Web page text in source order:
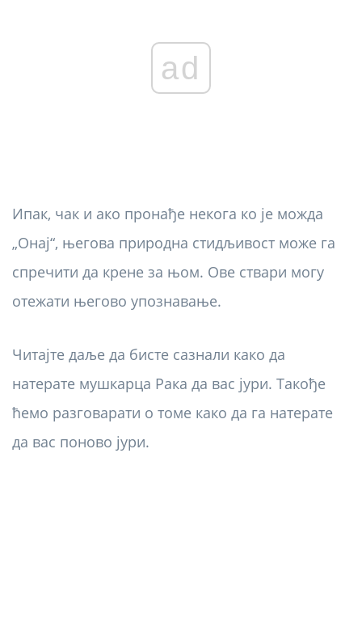
ad
Ипак, чак и ако пронађе некога ко је можда
„Онај“, његова природна стидљивост може га
спречити да крене за њом. Ове ствари могу
отежати његово упознавање.
Читајте даље да бисте сазнали како да
натерате мушкарца Рака да вас јури. Такође
ћемо разговарати о томе како да га натерате
да вас поново јури.